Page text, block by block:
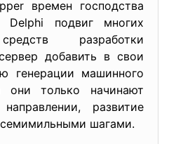
времен господства
Delphi подвиг многих
разработки
добавить в свои
генерации машинного
они только начинают
развитие
шагами.